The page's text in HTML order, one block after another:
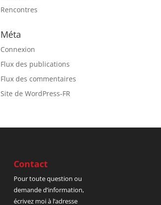
Rencontres
Méta
Connexion
Flux des publications
Flux des commentaires
Site de WordPress-FR
Contact
Pour toute question ou
demande d’information,
écrivez moi à l’adresse